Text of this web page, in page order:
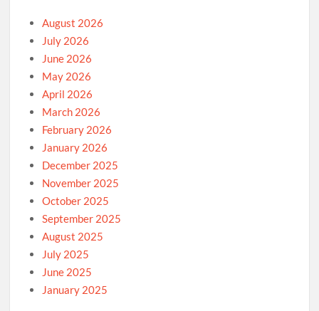
August 2026
July 2026
June 2026
May 2026
April 2026
March 2026
February 2026
January 2026
December 2025
November 2025
October 2025
September 2025
August 2025
July 2025
June 2025
January 2025